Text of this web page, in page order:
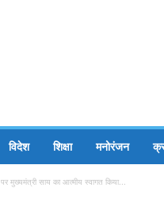
विदेश शिक्षा मनोरंजन
मुख्यमंत्री साय का आत्मीय स्वागत किया...